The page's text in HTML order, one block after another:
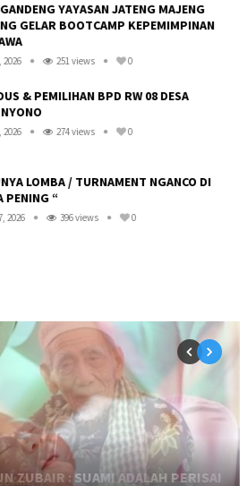
YAYASAN JATENG MAJENG
GELAR BOOTCAMP KEPEMIMPINAN
2026 251 views 0
& PEMILIHAN BPD RW 08 DESA
2026 274 views 0
LOMBA / TURNAMENT NGANCO DI
PENING “
2026 396 views 0